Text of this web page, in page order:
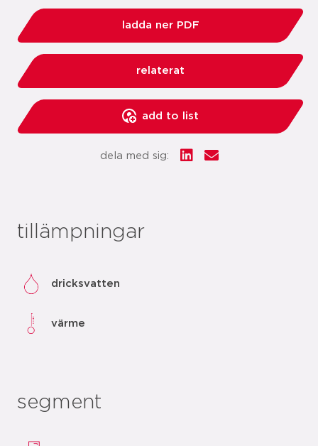
ladda ner PDF
relaterat
add to list
dela med sig:
tillämpningar
dricksvatten
värme
segment